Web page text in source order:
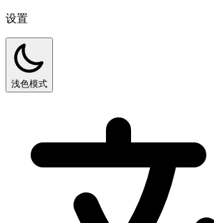
设置
浅色模式